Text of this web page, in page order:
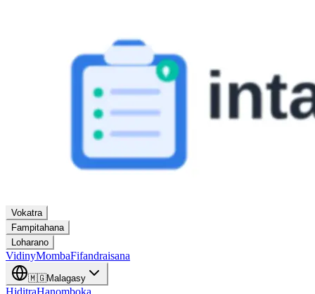
Vokatra
Fampitahana
Loharano
VidinyMombaFifandraisana
🇲🇬Malagasy
HiditraHanomboka